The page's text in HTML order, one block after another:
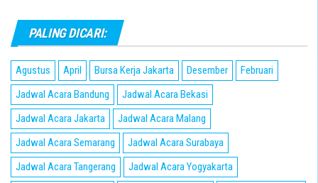
PALING DICARI:
Agustus April Bursa Kerja Jakarta Desember
Februari
Jadwal Acara Bandung
Jadwal Acara Bekasi
Jadwal Acara Jakarta
Jadwal Acara Malang
Jadwal Acara Semarang
Jadwal Acara Surabaya
Jadwal Acara Tangerang
Jadwal Acara Yogyakarta